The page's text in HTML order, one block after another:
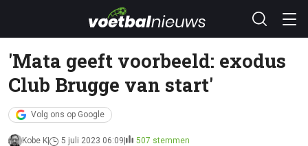
'Mata geeft voorbeeld: exodus
Club Brugge van start'
Volg ons op Google
Kobe K 5 juli 2023 06:09 507 stemmen